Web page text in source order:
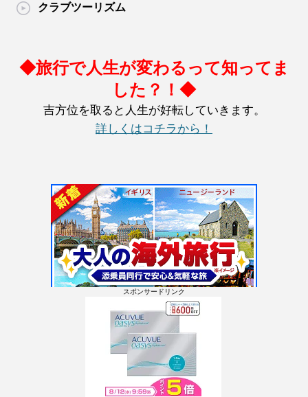
クラブツーリズム
◆旅行で人生が変わるって知ってま
した？！◆
吉方位を取ると人生が好転していきます。
詳しくはコチラから！
スポンサードリンク